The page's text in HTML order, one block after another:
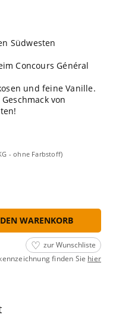
Südwesten
Concours Général
und feine Vanille.
von
- ohne Farbstoff)
WARENKORB
zur Wunschliste
finden Sie hier